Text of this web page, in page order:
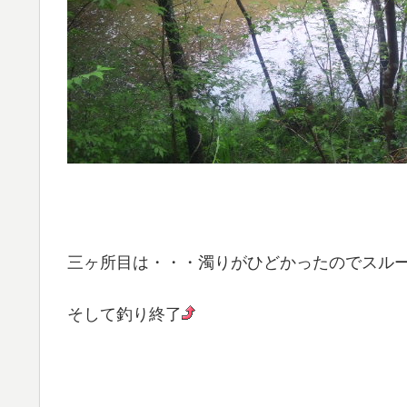
三ヶ所目は・・・濁りがひどかったのでスル
そして釣り終了